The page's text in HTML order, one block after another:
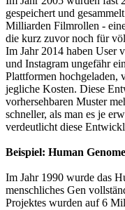
gespeichert und
Milliarden Filmrollen -
die kurz zuvor noch für
Im Jahr 2014 haben User
und Instagram ungefähr
Plattformen hochgeladen,
jegliche Kosten. Diese
vorhersehbaren Muster
schneller, als man es je
verdeutlicht diese
Beispiel: Human
Im Jahr 1990 wurde das
menschliches Gen
Projektes wurden auf 6